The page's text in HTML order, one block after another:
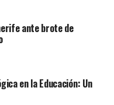
gobiernos
políticas para
promover el uso de
ha
aumentar su
en los próximos
ante brote de
en la Educación: Un